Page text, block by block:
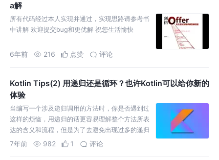
a解
所有代码经过本人实现并通过，实现思路请参考书
中讲解 欢迎提交bug和更优解 祝您生活愉快
6年前 216 点赞 评论
Kotlin Tips(2) 用递归还是循环？也许Kotlin可以给你新的
体验
当编写一个涉及递归调用的方法时，你是否遇到过
这样的烦恼，用递归的话更容易理解整个方法所表
达的含义和流程，但是为了去避免出现过多的递归
调用导致StackOverFlow，你不得不放弃使用递
7年前 982 1 评论